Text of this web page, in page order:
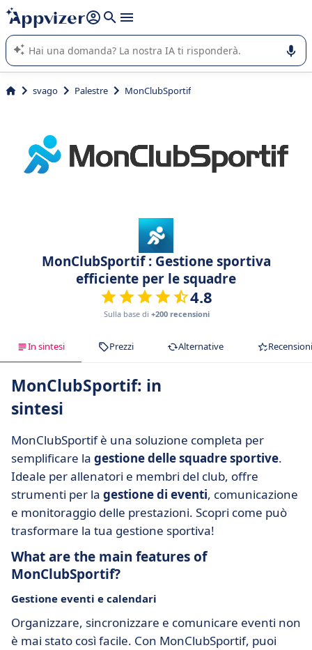
righe con
shift + enter
L'IA di Appvizer vi guida nell'utilizzo o nella scelta di un
software SaaS per la vostra azienda.
svago Palestre MonClubSportif
MonClubSportif : Gestione sportiva
efficiente per le squadre
4.8
Sulla base di +200 recensioni
In sintesi Prezzi Alternative Recensioni
MonClubSportif: in
sintesi
MonClubSportif è una soluzione completa per
semplificare la gestione delle squadre sportive.
Ideale per allenatori e membri del club, offre
strumenti per la gestione di eventi, comunicazione
e monitoraggio delle prestazioni. Scopri come può
trasformare la tua gestione sportiva!
What are the main features of
MonClubSportif?
Gestione eventi e calendari
Organizzare, sincronizzare e comunicare eventi non
è mai stato così facile. Con MonClubSportif, puoi